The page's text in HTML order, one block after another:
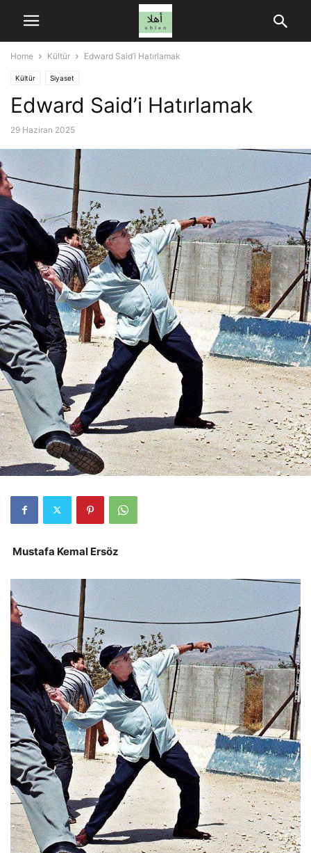
Home Kültür Edward Said’i Hatırlamak
Kültür Siyaset
Edward Said’i Hatırlamak
29 Haziran 2025
Mustafa Kemal Ersöz